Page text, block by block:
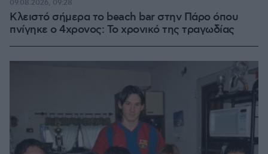
Κλειστό σήμερα το beach bar στην Πάρο όπου
πνίγηκε ο 4χρονος: Το χρονικό της τραγωδίας
09.08.2026, 09:28